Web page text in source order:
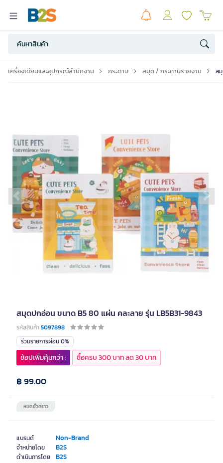
เครื่องเขียนและอุปกรณ์สำนักงาน กระดาษ สมุด / กระดาษรายงาน ส
Previous slide
สมุดปกอ่อน ขนาด B5 80 แผ่น คละลาย รุ่น LB5B31-9843
รหัสสินค้า5097898
แบรนด์ Non-Brand
จำหน่ายโดย B2S
ดำเนินการโดย B2S
ร่วมรายการผ่อน 0%
หมดชั่วคราว
฿ 99.00
ช้อปเพิ่มคุ้มกว่า : ซื้อครบ 300 บาท ลด 30 บาท